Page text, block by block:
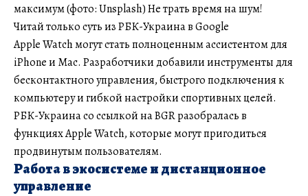
максимум (фото: Unsplash) Не трать время на шум!
Читай только суть из РБК-Украина в Google
Apple Watch могут стать полноценным ассистентом для
iPhone и Mac. Разработчики добавили инструменты для
бесконтактного управления, быстрого подключения к
компьютеру и гибкой настройки спортивных целей.
РБК-Украина со ссылкой на BGR разобралась в
функциях Apple Watch, которые могут пригодиться
продвинутым пользователям.
Работа в экосистеме и дистанционное
управление